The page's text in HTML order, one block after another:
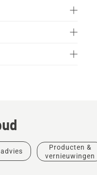
Producten &
vernieuwingen
Producten
&
vernieuwingen
&
inspiratie
Husqvarna